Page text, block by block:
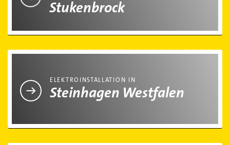
Stukenbrock
ELEKTROINSTALLATION IN
Steinhagen Westfalen